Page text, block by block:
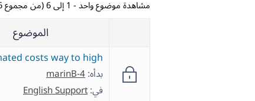
مشاهدة موضوع واحد - 1 إلى 6 (من مجموع 6)
الموضوع
costs way to high
بدأه:marinB-4
في:English Support